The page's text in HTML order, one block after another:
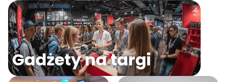
Gadżety na targi